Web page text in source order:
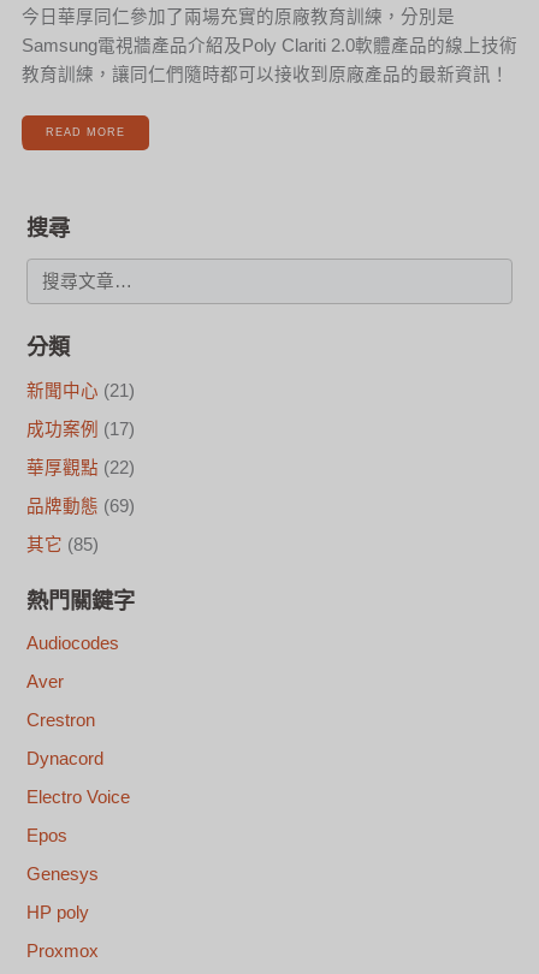
今日華厚同仁參加了兩場充實的原廠教育訓練，分別是
Samsung電視牆產品介紹及Poly Clariti 2.0軟體產品的線上技術
教育訓練，讓同仁們隨時都可以接收到原廠產品的最新資訊！
READ MORE
搜尋
分類
新聞中心 (21)
成功案例 (17)
華厚觀點 (22)
品牌動態 (69)
其它 (85)
熱門關鍵字
Audiocodes
Aver
Crestron
Dynacord
Electro Voice
Epos
Genesys
HP poly
Proxmox